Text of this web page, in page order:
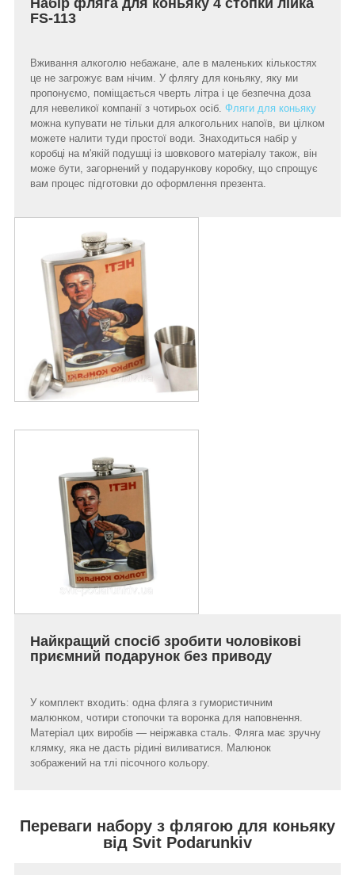
FS-113
Вживання алкоголю небажане, але в маленьких кількостях
це не загрожує вам нічим. У флягу для коньяку, яку ми
пропонуємо, поміщається чверть літра і це безпечна доза
для невеликої компанії з чотирьох осіб. Фляги для коньяку
можна купувати не тільки для алкогольних напоїв, ви цілком
можете налити туди простої води. Знаходиться набір у
коробці на м'якій подушці із шовкового матеріалу також, він
може бути, загорнений у подарункову коробку, що спрощує
вам процес підготовки до оформлення презента.
Найкращий спосіб зробити чоловікові
приємний подарунок без приводу
У комплект входить: одна фляга з гумористичним
малюнком, чотири стопочки та воронка для наповнення.
Матеріал цих виробів — неіржавка сталь. Фляга має зручну
клямку, яка не дасть рідині виливатися. Малюнок
зображений на тлі пісочного кольору.
Переваги набору з флягою для коньяку
від Svit Podarunkiv